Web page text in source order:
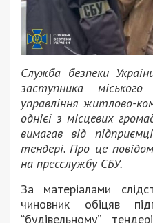
Служба безпеки
заступника
управління житлово-
однієї з місцевих
вимагав від
тендері. Про це
на пресслужбу СБУ.
За матеріалами
чиновник обіцяв
“будівельному”